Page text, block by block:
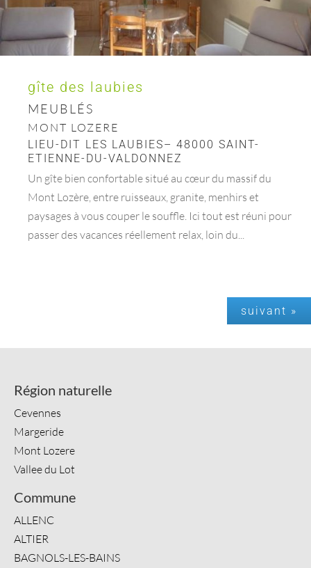
gîte des laubies
MEUBLÉS
MONT LOZERE
LIEU-DIT LES LAUBIES– 48000 SAINT-
ETIENNE-DU-VALDONNEZ
Un gîte bien confortable situé au cœur du massif du
Mont Lozère, entre ruisseaux, granite, menhirs et
paysages à vous couper le souffle. Ici tout est réuni pour
passer des vacances réellement relax, loin du...
suivant »
Région naturelle
Cevennes
Margeride
Mont Lozere
Vallee du Lot
Commune
ALLENC
ALTIER
BAGNOLS-LES-BAINS